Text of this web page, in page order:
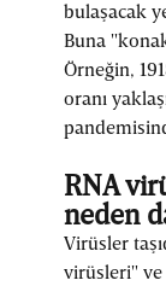
bulaşacak
Buna
Örneğin,
oranı
RNA
neden
Virüsler
virüsleri"